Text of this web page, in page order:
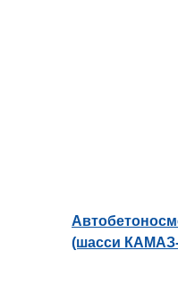
(шасси КАМАЗ-